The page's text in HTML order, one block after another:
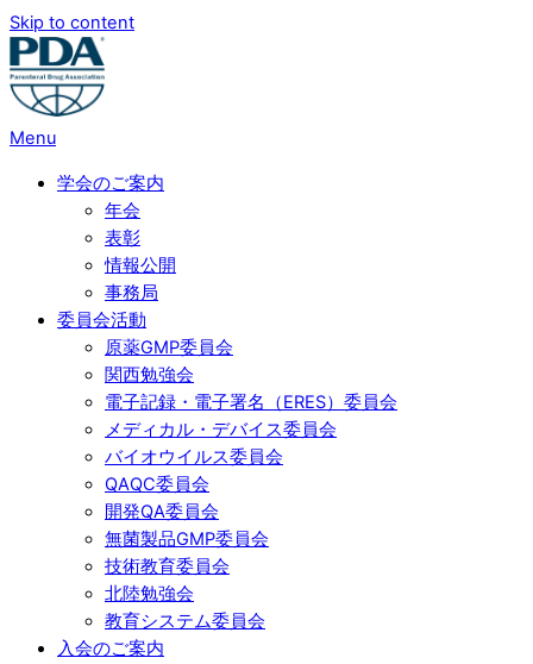
Skip to content
Menu
学会のご案内
年会
表彰
情報公開
事務局
委員会活動
原薬GMP委員会
関西勉強会
電子記録・電子署名（ERES）委員会
メディカル・デバイス委員会
バイオウイルス委員会
QAQC委員会
開発QA委員会
無菌製品GMP委員会
技術教育委員会
北陸勉強会
教育システム委員会
入会のご案内